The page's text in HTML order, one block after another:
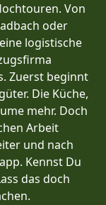
Von
oder
logistische
Zuerst beginnt
Die Küche,
mehr. Doch
Arbeit
und nach
Kennst Du
das doch